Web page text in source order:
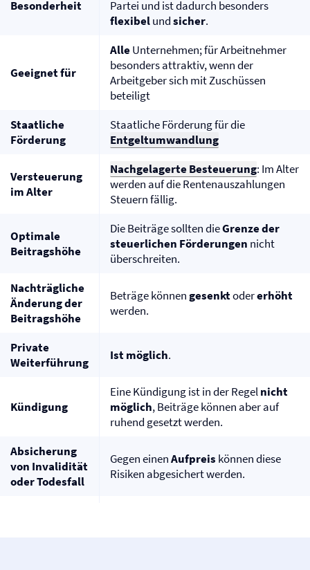
Besonderheit
Partei und ist dadurch besonders
flexibelundsicher.
Geeignet für
AlleUnternehmen; für Arbeitnehmer
besonders attraktiv, wenn der
Arbeitgeber sich mit Zuschüssen
beteiligt
Staatliche
Förderung
Staatliche Förderung für die
Entgeltumwandlung
Versteuerung
im Alter
Nachgelagerte Besteuerung: Im Alter
werden auf die Rentenauszahlungen
Steuern fällig.
Optimale
Beitragshöhe
Die Beiträge sollten dieGrenze der
steuerlichen Förderungen nicht
überschreiten.
Nachträgliche
Änderung der
Beitragshöhe
Beträge könnengesenktodererhöht
werden.
Private
Weiterführung
Ist möglich.
Kündigung
Eine Kündigung ist in der Regelnicht
möglich, Beiträge können aber auf
ruhend gesetzt werden.
Absicherung
von Invalidität
oder Todesfall
Gegen einenAufpreis können diese
Risiken abgesichert werden.